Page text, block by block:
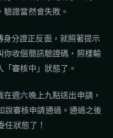
證當然會失敗。
分證正反面，就照著提示
收個簡訊驗證碼，照樣輸
審核中」狀態了。
週六晚上九點送出申請，
說審核申請通過。通過之後
狀態了！